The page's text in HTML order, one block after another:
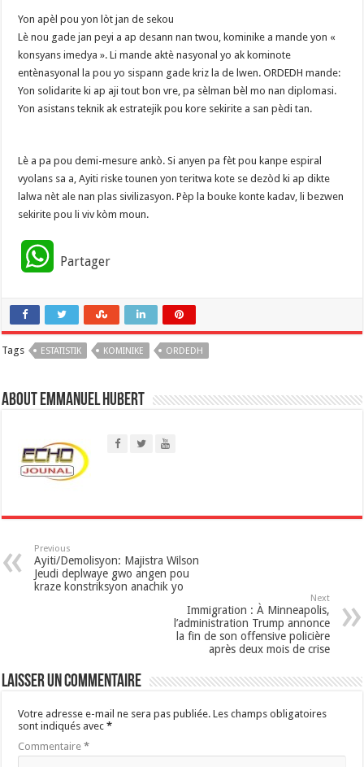
​Yon apèl pou yon lòt jan de sekou
​Lè nou gade jan peyi a ap desann nan twou, kominike a mande yon «
konsyans imedya ». Li mande aktè nasyonal yo ak kominote
entènasyonal la pou yo sispann gade kriz la de lwen. ORDEDH mande:
​Yon solidarite ki ap aji tout bon vre, pa sèlman bèl mo nan diplomasi.
​Yon asistans teknik ak estratejik pou kore sekirite a san pèdi tan.
Lè a pa pou demi-mesure ankò. Si anyen pa fèt pou kanpe espiral
vyolans sa a, Ayiti riske tounen yon teritwa kote se dezòd ki ap dikte
lalwa nèt ale nan plas sivilizasyon. Pèp la bouke konte kadav, li bezwen
sekirite pou li viv kòm moun.
W
a
t
p
p
Partager
Tags ESTATISTIK KOMINIKE ORDEDH
About Emmanuel Hubert
Previous
‎Ayiti/Demolisyon: Majistra Wilson
Jeudi deplwaye gwo angen pou
kraze konstriksyon anachik yo
Next
Immigration : À Minneapolis,
l’administration Trump annonce
la fin de son offensive policière
après deux mois de crise
Laisser un commentaire
Votre adresse e-mail ne sera pas publiée. Les champs obligatoires
sont indiqués avec*
Commentaire*